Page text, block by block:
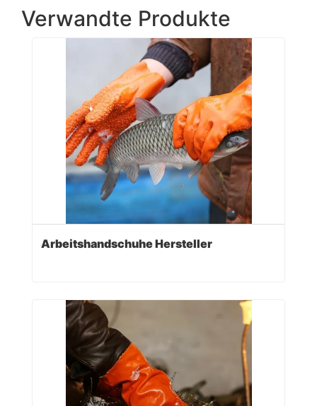
Verwandte Produkte
Arbeitshandschuhe Hersteller